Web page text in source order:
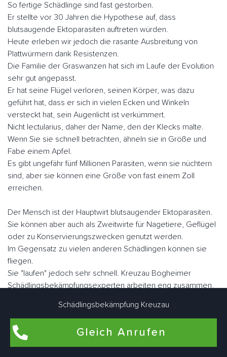
So fertige Schädlinge sind fast gestorben.
Er stellte vor 30 Jahren die Hypothese auf, dass
blutsaugende Ektoparasiten auftreten würden.
Heute erleben wir jedoch die rasante Ausbreitung von
Plattwürmern dank Resistenzen.
Die Familie der Graswanzen hat sich im Laufe der Evolution
sehr gut angepasst.
Er hat seine Flügel verloren, seinen Körper, was dazu
geführt hat, dass er sich in vielen Ecken und Winkeln
versteckt hat, sein Augenlicht ist verkümmert.
Nicht lectularius, daher der Name, den der Klecks malte.
Wenn Sie sie schnell betrachten, ähneln sie in Größe und
Fabe einem Apfel.
Es gibt ungefähr fünf Millionen Parasiten, wenn sie nüchtern
sind, aber sie können eine Größe von fast einem Zoll
erreichen.
Der Mensch ist der Hauptwirt blutsaugender Ektoparasiten.
Sie können aber auch als Zweitwirte für Nagetiere, Geflügel
oder zu Konservierungszwecken genutzt werden.
Im Gegensatz zu vielen anderen Schädlingen können sie
fliegen.
Sie "laufen" jedoch sehr schnell. Kreuzau Bogheimer
Schädlingsbekämpfungsexperten arbeiten eng zusammen,
Flohbekämpfung in Kreuzau Bogheim
Schädlingsbekämpfung Kreuzau
Gleich Anrufen